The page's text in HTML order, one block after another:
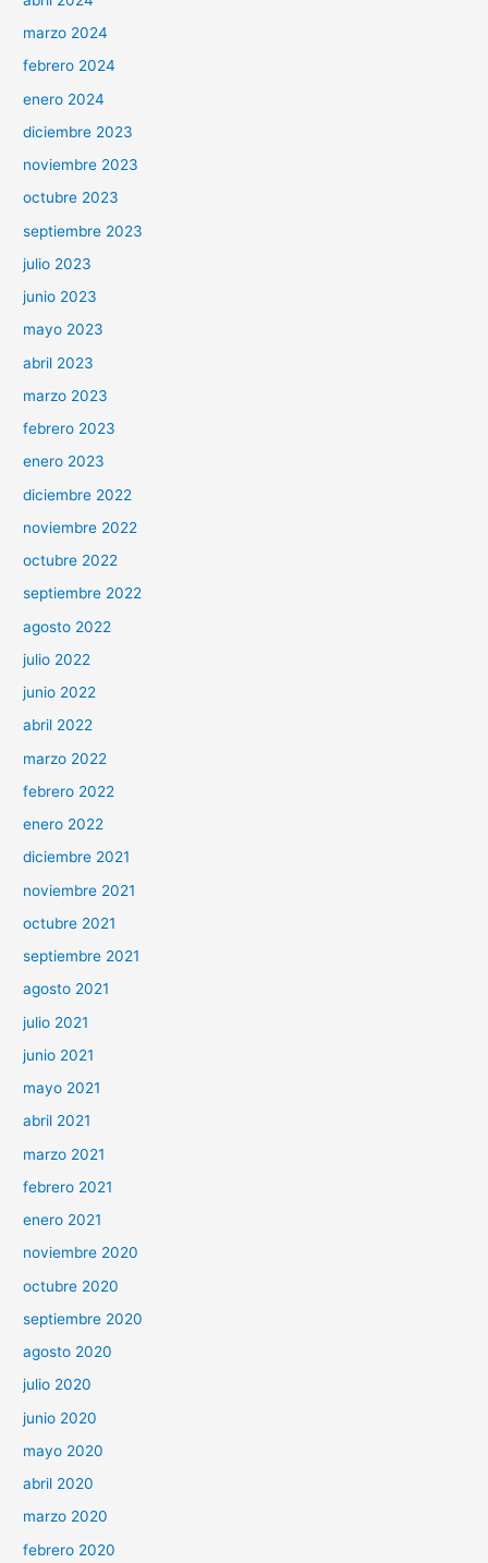
marzo 2024
febrero 2024
enero 2024
diciembre 2023
noviembre 2023
octubre 2023
septiembre 2023
julio 2023
junio 2023
mayo 2023
abril 2023
marzo 2023
febrero 2023
enero 2023
diciembre 2022
noviembre 2022
octubre 2022
septiembre 2022
agosto 2022
julio 2022
junio 2022
abril 2022
marzo 2022
febrero 2022
enero 2022
diciembre 2021
noviembre 2021
octubre 2021
septiembre 2021
agosto 2021
julio 2021
junio 2021
mayo 2021
abril 2021
marzo 2021
febrero 2021
enero 2021
noviembre 2020
octubre 2020
septiembre 2020
agosto 2020
julio 2020
junio 2020
mayo 2020
abril 2020
marzo 2020
febrero 2020